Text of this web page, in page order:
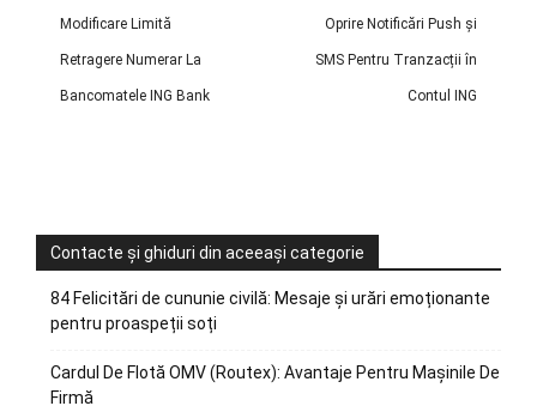
Modificare Limită
Retragere Numerar La
Bancomatele ING Bank
Oprire Notificări Push și
SMS Pentru Tranzacții în
Contul ING
Contacte și ghiduri din aceeași categorie
84 Felicitări de cununie civilă: Mesaje și urări emoționante
pentru proaspeții soți
Cardul De Flotă OMV (Routex): Avantaje Pentru Mașinile De
Firmă